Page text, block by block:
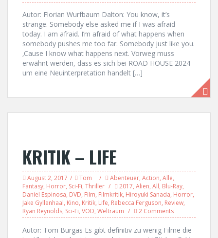
Autor: Florian Wurfbaum Dalton: You know, it’s
strange. Somebody else asked me if I was afraid
today. I am afraid. I’m afraid of what happens when
somebody pushes me too far. Somebody just like you.
‚Cause I know what happens next. Vorweg muss
erwähnt werden, dass es sich bei ROAD HOUSE 2024
um eine Neuinterpretation handelt […]
KRITIK – LIFE
August 2, 2017 Tom Abenteuer, Action, Alle,
Fantasy, Horror, Sci-Fi, Thriller 2017, Alien, All, Blu-Ray,
Daniel Espinosa, DVD, Film, Filmkritik, Hiroyuki Sanada, Horror,
Jake Gyllenhaal, Kino, Kritik, Life, Rebecca Ferguson, Review,
Ryan Reynolds, Sci-Fi, VOD, Weltraum 2 Comments
Autor: Tom Burgas Es gibt definitiv zu wenig Filme die